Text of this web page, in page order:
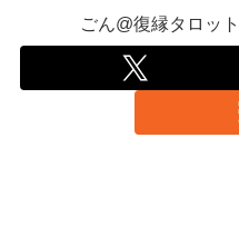
ごん@復縁タロッ